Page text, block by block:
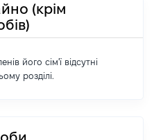
(крім
його сім'ї відсутні
розділі.